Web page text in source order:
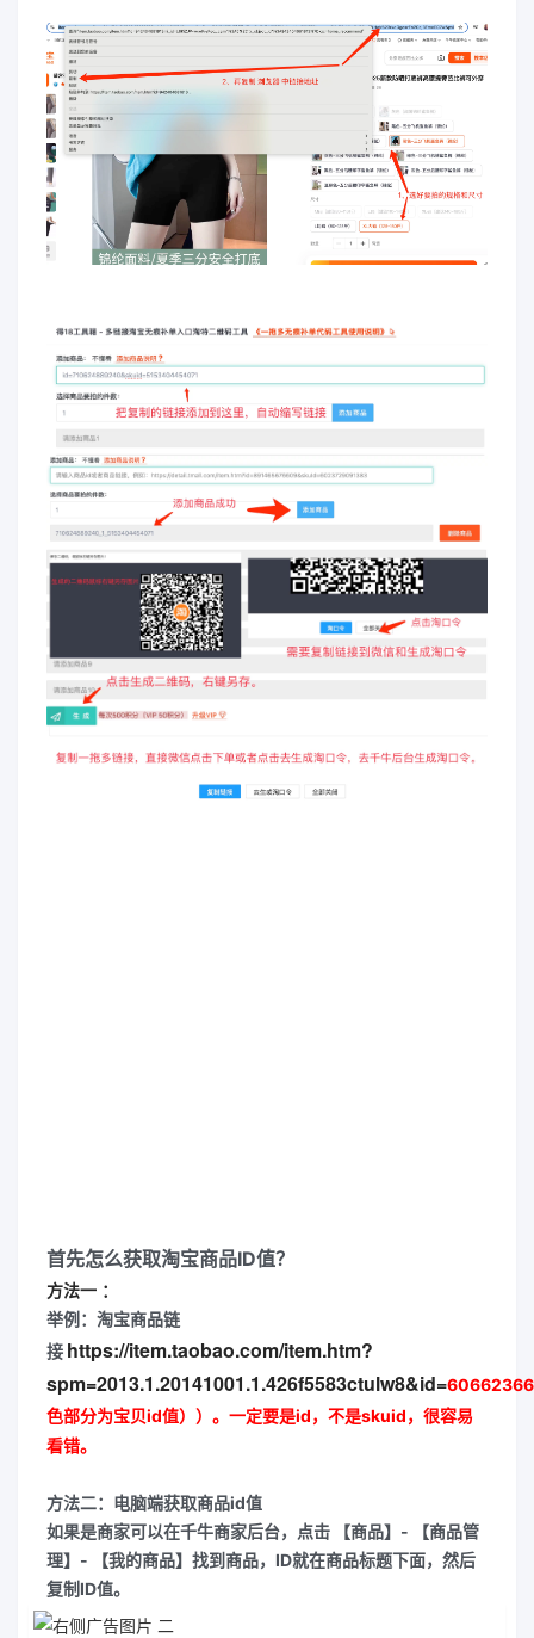
首先怎么获取淘宝商品ID值？
方法一 ：
举例：淘宝商品链
接 https://item.taobao.com/item.htm?
spm=2013.1.20141001.1.426f5583ctulw8&id=
色部分为宝贝id值））。一定要是id，不是skuid，很容易
看错。
方法二：电脑端获取商品id值
如果是商家可以在千牛商家后台，点击 【商品】- 【商品管
理】- 【我的商品】找到商品，ID就在商品标题下面，然后
复制ID值。